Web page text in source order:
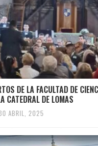
DE LA FACULTAD DE
CATEDRAL DE LOMAS
ABRIL, 2025